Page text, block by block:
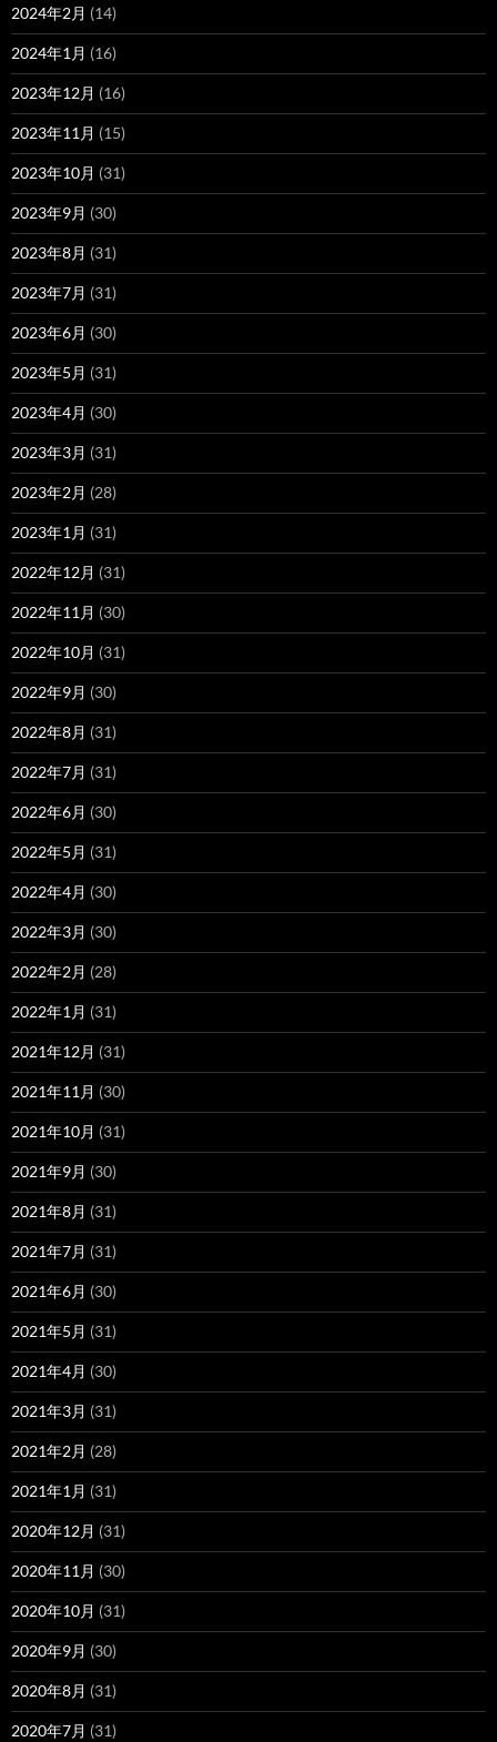
2024年2月 (14)
2024年1月 (16)
2023年12月 (16)
2023年11月 (15)
2023年10月 (31)
2023年9月 (30)
2023年8月 (31)
2023年7月 (31)
2023年6月 (30)
2023年5月 (31)
2023年4月 (30)
2023年3月 (31)
2023年2月 (28)
2023年1月 (31)
2022年12月 (31)
2022年11月 (30)
2022年10月 (31)
2022年9月 (30)
2022年8月 (31)
2022年7月 (31)
2022年6月 (30)
2022年5月 (31)
2022年4月 (30)
2022年3月 (30)
2022年2月 (28)
2022年1月 (31)
2021年12月 (31)
2021年11月 (30)
2021年10月 (31)
2021年9月 (30)
2021年8月 (31)
2021年7月 (31)
2021年6月 (30)
2021年5月 (31)
2021年4月 (30)
2021年3月 (31)
2021年2月 (28)
2021年1月 (31)
2020年12月 (31)
2020年11月 (30)
2020年10月 (31)
2020年9月 (30)
2020年8月 (31)
2020年7月 (31)